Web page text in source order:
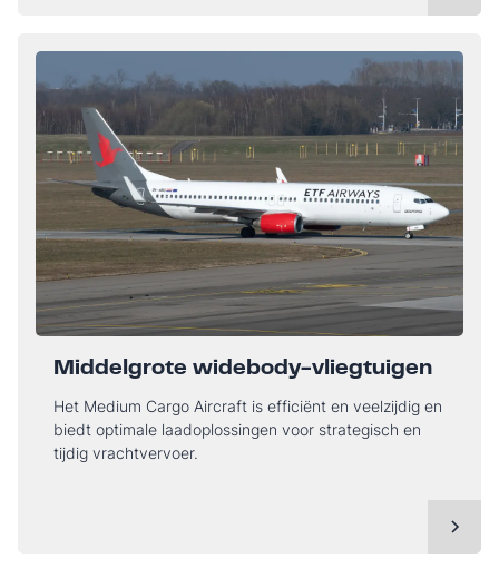
Middelgrote widebody-vliegtuigen
Het Medium Cargo Aircraft is efficiënt en veelzijdig en
biedt optimale laadoplossingen voor strategisch en
tijdig vrachtvervoer.